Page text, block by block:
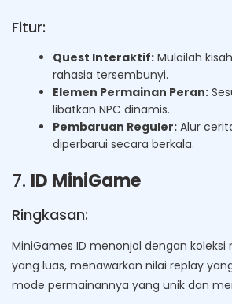
Fitur:
Quest Interaktif: Mulailah
rahasia tersembunyi.
Elemen Permainan Peran:
libatkan NPC dinamis.
Pembaruan Reguler: Alur
diperbarui secara berkala.
7. ID MiniGame
Ringkasan:
MiniGames ID menonjol dengan
yang luas, menawarkan nilai replay
mode permainannya yang unik dan